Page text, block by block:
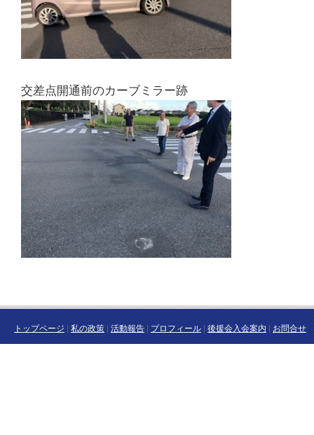
交差点開通前のカーブミラー跡
トップページ|私の政策|活動報告|プロフィール|後援会入会案内|お問合せ